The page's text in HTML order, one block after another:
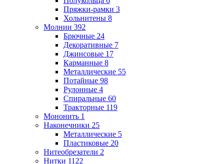
Пряжки-рамки 3
Хольнитены 8
Молнии 392
Брючные 24
Декоративные 7
Джинсовые 17
Карманные 8
Металлические 55
Потайные 98
Рулонные 4
Спиральные 60
Тракторные 119
Мононить 1
Наконечники 25
Металлические 5
Пластиковые 20
Нитеобрезатели 2
Нитки 1122